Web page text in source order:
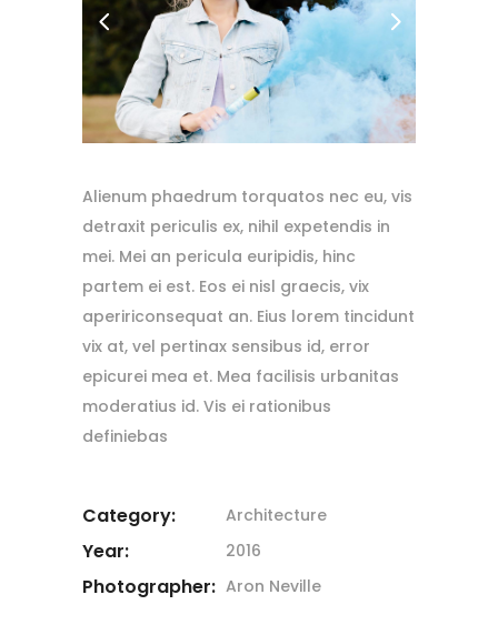
Alienum phaedrum torquatos nec eu, vis
detraxit periculis ex, nihil expetendis in
mei. Mei an pericula euripidis, hinc
partem ei est. Eos ei nisl graecis, vix
apeririconsequat an. Eius lorem tincidunt
vix at, vel pertinax sensibus id, error
epicurei mea et. Mea facilisis urbanitas
moderatius id. Vis ei rationibus
definiebas
Category: Architecture
Year: 2016
Photographer: Aron Neville